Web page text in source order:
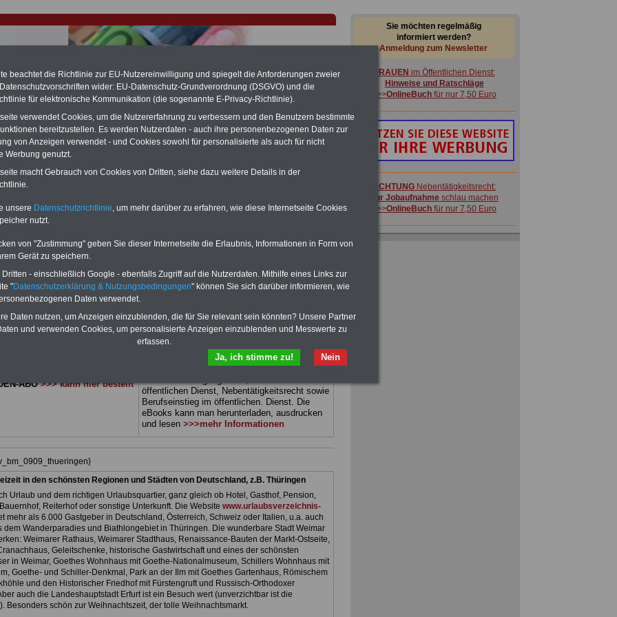
für Beamte & Ruhestandsbeamte (zu geringe Alimentation)
hat die Landesbesoldung von Berlin für die Jahre 2008 bis
erklärt (Berlin muss bisMärz 2027 eine Neuregelung der
die zun hohen Nachzahlungen führen wird). Auch beim Bund
wird es hohe Nachzahlungen geben (Medienberichten
alle (!) Beamte zwischen mind. 3.000 und 13.000 Euro
,rechnen. Der INFO-
hierzu eine Broschüre heraus, die unmittelbar nach dem Beschluss des
der Bundesregierung vorgelegt wird (im II. Quartal.2026 >>>
Beamte und den öffentlichen Dienst in Thüringen: ver.di
Arbeitszeit
mit drei Ratgebern für nur
für Beamtinnen
sowie Beihilferecht in Bund und
drei Ratgeber sind übersichtlich
ABO>>> kann hier bestellt
PDF-SERVICE: 10 Bücher bzw. eBooks zu
wichtigen Themen für Beamte und dem Öff.
können Sie zehn Bücher als eBook
herunterladen, auch für Beamtinnen und
Beamte sowie Tarifbeschäftigte vom
Thüringen
geeignet: Themen der Bücher sind:
Rund ums Geld im öffentlichen Dienst,
Beamtenrecht, Besoldung, Beihilferecht,
öffentlichen Dienst, Nebentätigkeitsrecht sowie
Berufseinstieg im öffentlichen. Dienst. Die
eBooks kann man herunterladen, ausdrucken
und lesen >>>mehr Informationen
in den schönsten Regionen und Städten von Deutschland, z.B. Thüringen
Urlaub und dem richtigen Urlaubsquartier, ganz gleich ob Hotel, Gasthof, Pension,
Reiterhof oder sonstige Unterkunft. Die Website www.urlaubsverzeichnis-
mehr als 6.000 Gastgeber in Deutschland, Österreich, Schweiz oder Italien, u.a. auch
dem Wanderparadies und Biathlongebiet in Thüringen. Die wunderbare Stadt Weimar
Weimarer Rathaus, Weimarer Stadthaus, Renaissance-Bauten der Markt-Ostseite,
Geleitschenke, historische Gastwirtschaft und eines der schönsten
in Weimar, Goethes Wohnhaus mit Goethe-Nationalmuseum, Schillers Wohnhaus mit
Goethe- und Schiller-Denkmal, Park an der Ilm mit Goethes Gartenhaus, Römischem
und den Historischer Friedhof mit Fürstengruft und Russisch-Orthodoxer
auch die Landeshauptstadt Erfurt ist ein Besuch wert (unverzichtbar ist die
Besonders schön zur Weihnachtszeit, der tolle Weihnachtsmarkt.
Sie möchten regelmäßig
informiert werden?
Anmeldung zum Newsletter
FRAUEN im Öffentlichen Dienst:
Hinweise und Ratschläge
>>>OnlineBuch für nur 7,50 Euro
ACHTUNG Nebentätigkeitsrecht:
vor Jobaufnahmeschlau machen
>>>OnlineBuch für nur 7,50 Euro
beachtet die Richtlinie zur EU-Nutzereinwilligung und spiegelt die Anforderungen zweier
wider: EU-Datenschutz-Grundverordnung (DSGVO) und die
für elektronische Kommunikation (die sogenannte E-Privacy-Richtlinie).
verwendet Cookies, um die Nutzererfahrung zu verbessern und den Benutzern bestimmte
bereitzustellen. Es werden Nutzerdaten - auch ihre personenbezogenen Daten zur
von Anzeigen verwendet - und Cookies sowohl für personalisierte als auch für nicht
Werbung genutzt.
macht Gebrauch von Cookies von Dritten, siehe dazu weitere Details in der
unsere Datenschutzrichtlinie , um mehr darüber zu erfahren, wie diese Internetseite Cookies
nutzt.
von "Zustimmung" geben Sie dieser Internetseite die Erlaubnis, Informationen in Form von
Gerät zu speichern.
- einschließlich Google - ebenfalls Zugriff auf die Nutzerdaten. Mithilfe eines Links zur
"Datenschutzerklärung & Nutzungsbedingungen" können Sie sich darüber informieren, wie
Daten verwendet.
Daten nutzen, um Anzeigen einzublenden, die für Sie relevant sein könnten? Unsere Partner
und verwenden Cookies, um personalisierte Anzeigen einzublenden und Messwerte zu
erfassen.
Nein
Ja, ich stimme zu!